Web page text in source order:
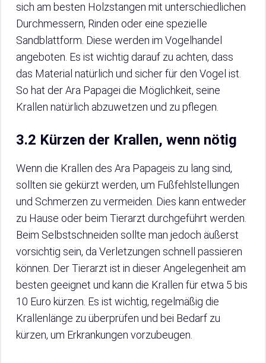
sich am besten Holzstangen mit unterschiedlichen
Durchmessern, Rinden oder eine spezielle
Sandblattform. Diese werden im Vogelhandel
angeboten. Es ist wichtig darauf zu achten, dass
das Material natürlich und sicher für den Vogel ist.
So hat der Ara Papagei die Möglichkeit, seine
Krallen natürlich abzuwetzen und zu pflegen.
3.2 Kürzen der Krallen, wenn nötig
Wenn die Krallen des Ara Papageis zu lang sind,
sollten sie gekürzt werden, um Fußfehlstellungen
und Schmerzen zu vermeiden. Dies kann entweder
zu Hause oder beim Tierarzt durchgeführt werden.
Beim Selbstschneiden sollte man jedoch äußerst
vorsichtig sein, da Verletzungen schnell passieren
können. Der Tierarzt ist in dieser Angelegenheit am
besten geeignet und kann die Krallen für etwa 5 bis
10 Euro kürzen. Es ist wichtig, regelmäßig die
Krallenlänge zu überprüfen und bei Bedarf zu
kürzen, um Erkrankungen vorzubeugen.